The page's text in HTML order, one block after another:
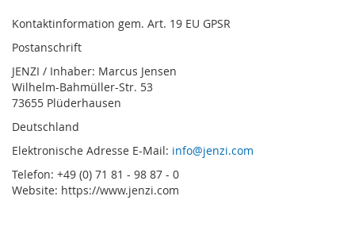
Kontaktinformation gem. Art. 19 EU GPSR
Postanschrift
JENZI / Inhaber: Marcus Jensen
Wilhelm-Bahmüller-Str. 53
73655 Plüderhausen
Deutschland
Elektronische Adresse E-Mail: info@jenzi.com
Telefon: +49 (0) 71 81 - 98 87 - 0
Website: https://www.jenzi.com